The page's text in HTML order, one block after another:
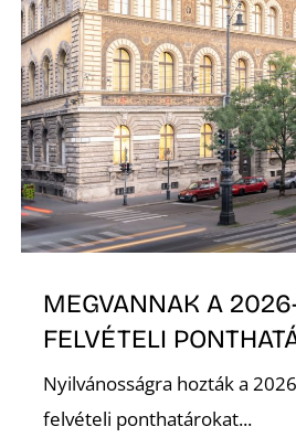
MEGVANNAK A
FELVÉTELI
Nyilvánosságra hozták a
felvételi ponthatárokat...